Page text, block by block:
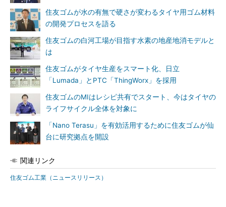
住友ゴムが水の有無で硬さが変わるタイヤ用ゴム材料
の開発プロセスを語る
住友ゴムの白河工場が目指す水素の地産地消モデルと
は
住友ゴムがタイヤ生産をスマート化、日立
「Lumada」とPTC「ThingWorx」を採用
住友ゴムのMIはレシピ共有でスタート、今はタイヤの
ライフサイクル全体を対象に
「Nano Terasu」を有効活用するために住友ゴムが仙
台に研究拠点を開設
関連リンク
住友ゴム工業（ニュースリリース）